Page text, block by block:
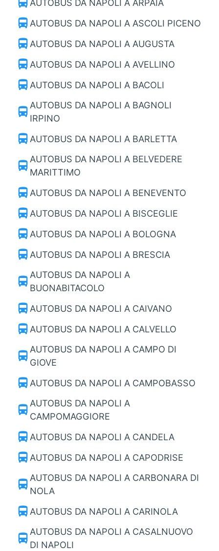
AUTOBUS DA NAPOLI A ARPAIA
directions_bus AUTOBUS DA NAPOLI A ASCOLI PICENO
directions_bus AUTOBUS DA NAPOLI A AUGUSTA
directions_bus AUTOBUS DA NAPOLI A AVELLINO
directions_bus AUTOBUS DA NAPOLI A BACOLI
directions_bus AUTOBUS DA NAPOLI A BAGNOLI
IRPINO
directions_bus AUTOBUS DA NAPOLI A BARLETTA
directions_bus AUTOBUS DA NAPOLI A BELVEDERE
MARITTIMO
directions_bus AUTOBUS DA NAPOLI A BENEVENTO
directions_bus AUTOBUS DA NAPOLI A BISCEGLIE
directions_bus AUTOBUS DA NAPOLI A BOLOGNA
directions_bus AUTOBUS DA NAPOLI A BRESCIA
directions_bus AUTOBUS DA NAPOLI A
BUONABITACOLO
directions_bus AUTOBUS DA NAPOLI A CAIVANO
directions_bus AUTOBUS DA NAPOLI A CALVELLO
directions_bus AUTOBUS DA NAPOLI A CAMPO DI
GIOVE
directions_bus AUTOBUS DA NAPOLI A CAMPOBASSO
directions_bus AUTOBUS DA NAPOLI A
CAMPOMAGGIORE
directions_bus AUTOBUS DA NAPOLI A CANDELA
directions_bus AUTOBUS DA NAPOLI A CAPODRISE
directions_bus AUTOBUS DA NAPOLI A CARBONARA DI
NOLA
directions_bus AUTOBUS DA NAPOLI A CARINOLA
directions_bus AUTOBUS DA NAPOLI A CASALNUOVO
DI NAPOLI